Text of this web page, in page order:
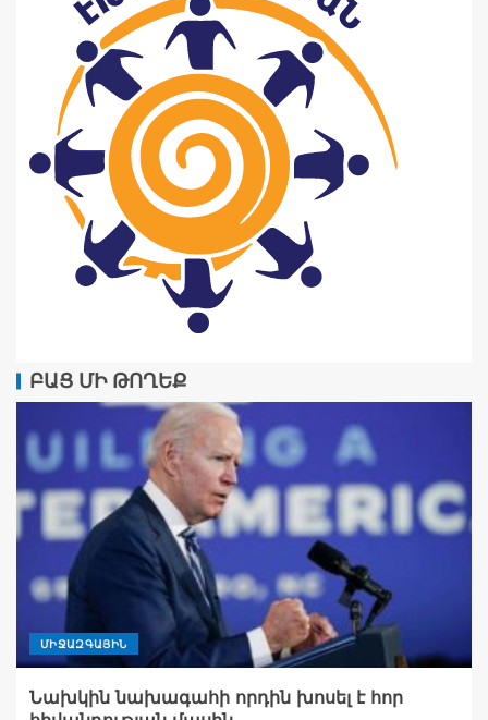
ԲԱՑ ՄԻ ԹՈՂԵՔ
ՄԻՋԱԶԳԱՅԻՆ
Նախկին նախագահի որդին խոսել է հոր